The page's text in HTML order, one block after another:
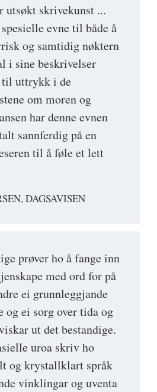
utsøkt skrivekunst ...
evne til både å
og samtidig nøktern
i sine beskrivelser
til uttrykk i de
om moren og
har denne evnen
sannferdig på en
til å føle et lett
DAGSAVISEN
prøver ho å fange inn
med ord for på
ei grunnleggjande
og ei sorg over tida og
ut det bestandige.
uroa skriv ho
og krystallklart språk
vinklingar og uventa